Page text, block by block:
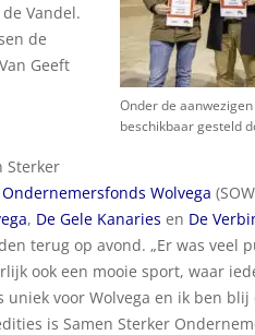
Onder de
beschikbaar gesteld
Vandel.
de
Geeft
Sterker
Wolvega
, De Gele Kanaries en De
terug op avond. „Er was veel
ook een mooie sport, waar
voor Wolvega en ik ben
is Samen Sterker